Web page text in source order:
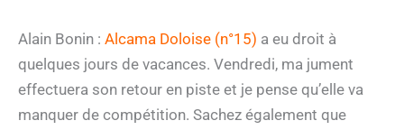
Alain Bonin : Alcama Doloise (n°15) a eu droit à
quelques jours de vacances. Vendredi, ma jument
effectuera son retour en piste et je pense qu’elle va
manquer de compétition. Sachez également que